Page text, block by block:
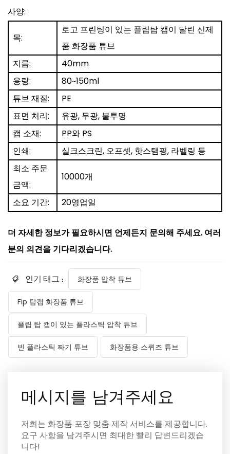
사양:
목:
로고 프린팅이 있는 플립탑 캡이 달린 신제
품 화장품 튜브
지름:
40mm
용량:
80~150ml
튜브 재질:
PE
표면 처리:
유광, 무광, 불투명
캡 소재:
PP와 PS
인쇄:
실크스크린, 오프셋, 핫스탬핑, 라벨링 등
최소 주문
금액:
10000개
소요 기간: 20영업일
더 자세한 정보가 필요하시면 언제든지 문의해 주세요. 여러
분의 의견을 기다리겠습니다.
인기 태그 : 화장품 압착 튜브
Fip 탑캡 화장품 튜브
플립 탑 캡이 있는 플라스틱 압착 튜브
빈 플라스틱 짜기 튜브 화장품용 스퀴즈 튜브
메시지를 남겨주세요
저희는 화장품 포장 맞춤 제작 서비스를 제공합니다.
요구 사항을 남겨주시면 최대한 빨리 답변드리겠습
니다!